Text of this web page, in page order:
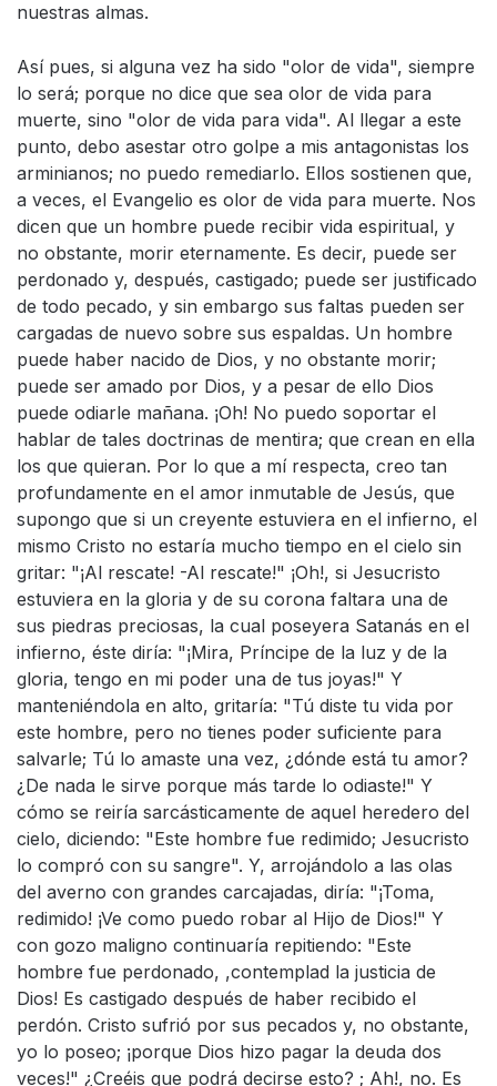
nuestras almas.
Así pues, si alguna vez ha sido "olor de vida", siempre
lo será; porque no dice que sea olor de vida para
muerte, sino "olor de vida para vida". Al llegar a este
punto, debo asestar otro golpe a mis antagonistas los
arminianos; no puedo remediarlo. Ellos sostienen que,
a veces, el Evangelio es olor de vida para muerte. Nos
dicen que un hombre puede recibir vida espiritual, y
no obstante, morir eternamente. Es decir, puede ser
perdonado y, después, castigado; puede ser justificado
de todo pecado, y sin embargo sus faltas pueden ser
cargadas de nuevo sobre sus espaldas. Un hombre
puede haber nacido de Dios, y no obstante morir;
puede ser amado por Dios, y a pesar de ello Dios
puede odiarle mañana. ¡Oh! No puedo soportar el
hablar de tales doctrinas de mentira; que crean en ella
los que quieran. Por lo que a mí respecta, creo tan
profundamente en el amor inmutable de Jesús, que
supongo que si un creyente estuviera en el infierno, el
mismo Cristo no estaría mucho tiempo en el cielo sin
gritar: "¡Al rescate! -Al rescate!" ¡Oh!, si Jesucristo
estuviera en la gloria y de su corona faltara una de
sus piedras preciosas, la cual poseyera Satanás en el
infierno, éste diría: "¡Mira, Príncipe de la luz y de la
gloria, tengo en mi poder una de tus joyas!" Y
manteniéndola en alto, gritaría: "Tú diste tu vida por
este hombre, pero no tienes poder suficiente para
salvarle; Tú lo amaste una vez, ¿dónde está tu amor?
¿De nada le sirve porque más tarde lo odiaste!" Y
cómo se reiría sarcásticamente de aquel heredero del
cielo, diciendo: "Este hombre fue redimido; Jesucristo
lo compró con su sangre". Y, arrojándolo a las olas
del averno con grandes carcajadas, diría: "¡Toma,
redimido! ¡Ve como puedo robar al Hijo de Dios!" Y
con gozo maligno continuaría repitiendo: "Este
hombre fue perdonado, ,contemplad la justicia de
Dios! Es castigado después de haber recibido el
perdón. Cristo sufrió por sus pecados y, no obstante,
yo lo poseo; ¡porque Dios hizo pagar la deuda dos
veces!" ¿Creéis que podrá decirse esto? ; Ah!, no. Es